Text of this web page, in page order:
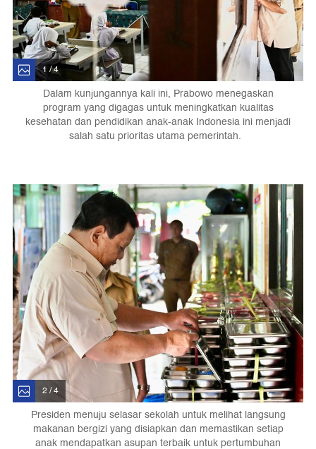
1 / 4
Dalam kunjungannya kali ini, Prabowo menegaskan
program yang digagas untuk meningkatkan kualitas
kesehatan dan pendidikan anak-anak Indonesia ini menjadi
salah satu prioritas utama pemerintah.
2 / 4
Presiden menuju selasar sekolah untuk melihat langsung
makanan bergizi yang disiapkan dan memastikan setiap
anak mendapatkan asupan terbaik untuk pertumbuhan